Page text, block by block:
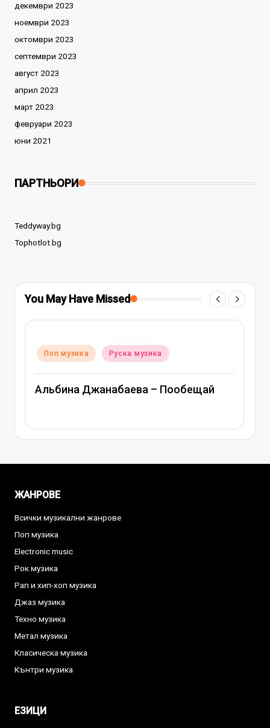
декември 2023
ноември 2023
октомври 2023
септември 2023
август 2023
април 2023
март 2023
февруари 2023
юни 2021
ПАРТНЬОРИ
Teddyway.bg
Tophotlot.bg
You May Have Missed
Posted
in
Поп музика Руска музика
Альбина Джанабаева – Пообещай
ЖАНРОВЕ
Всички музикални жанрове
Поп музика
Electronic music
Рок музика
Рап и хип-хоп музика
Джаз музика
Техно музика
Метал музика
Класическа музика
Кънтри музика
ЕЗИЦИ